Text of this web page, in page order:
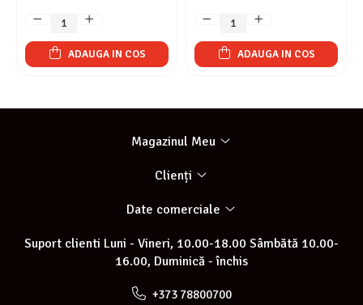
ADAUGA IN COS ADAUGA IN COS
Magazinul Meu
Clienți
Date comerciale
Suport clienti Luni - Vineri, 10.00-18.00 Sâmbătă 10.00-
16.00, Duminică - închis
+373 78800700